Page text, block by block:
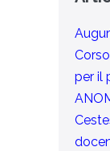
per il